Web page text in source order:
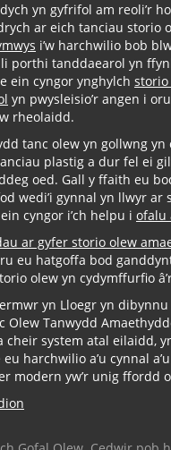
yn gyfrifol am reoli’r
ar eich tanciau storio
i’w harchwilio bob
porthi tanddaearol yn
ein cyngor ynghylch
yn pwysleisio’r angen i
rheolaidd.
tanc olew yn gollwng
plastig a dur fel ei
oed. Gall y ffaith eu
wedi’i gynnal yn llwyr
cyngor i’ch helpu i ofalu
ar gyfer storio olew
eu hatgoffa bod
olew yn cydymffurfio
yn Lloegr yn
Olew Tanwydd
cheir system atal eilaidd,
harchwilio a’u cynnal
modern yw’r unig ffordd